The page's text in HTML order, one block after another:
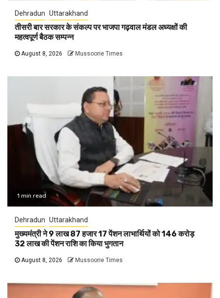
Dehradun Uttarakhand
तीसरी बार सरकार के संकल्प पर भाजपा गढ़वाल मंडल अध्यक्षों की
महत्वपूर्ण बैठक सम्पन्न
August 8, 2026 Mussoorie Times
1 min read
Dehradun Uttarakhand
मुख्यमंत्री ने 9 लाख 87 हजार 17 पेंशन लाभार्थियों को 146 करोड़
32 लाख की पेंशन राशि का किया भुगतान
August 8, 2026 Mussoorie Times